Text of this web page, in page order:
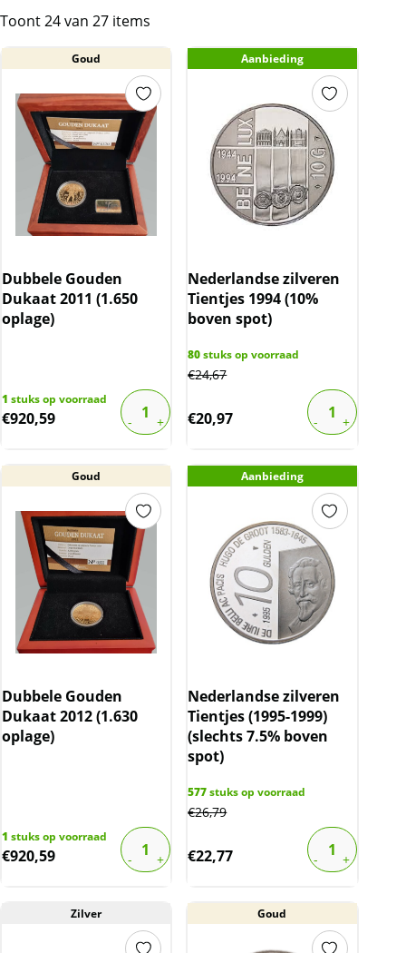
Toont 24 van 27 items
Goud
Dubbele Gouden
Dukaat 2011 (1.650
oplage)
1 stuks op voorraad
€920,59
Aanbieding
Nederlandse zilveren
Tientjes 1994 (10%
boven spot)
80stuks op voorraad
€24,67
€20,97
Goud
Dubbele Gouden
Dukaat 2012 (1.630
oplage)
1 stuks op voorraad
€920,59
Aanbieding
Nederlandse zilveren
Tientjes (1995-1999)
(slechts 7.5% boven
spot)
577stuks op voorraad
€26,79
€22,77
Zilver Goud